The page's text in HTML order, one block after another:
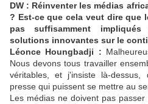
DW : Réinventer les médias
? Est-ce que cela veut dire que
pas suffisamment
solutions innovantes sur le
Léonce Houngbadji :
Nous devons tous travailler
véritables, et j'insiste là-dessus,
presse qui puissent se mettre au
Les médias ne doivent pas